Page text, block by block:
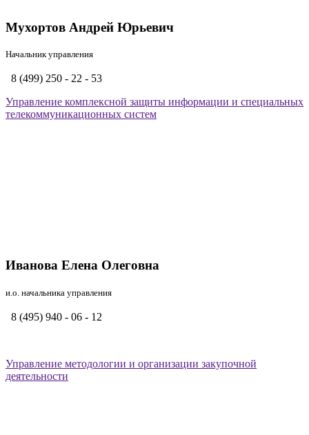
Мухортов Андрей Юрьевич
Начальник управления
8 (499) 250 - 22 - 53
Управление комплексной защиты информации и специальных
телекоммуникационных систем
Иванова Елена Олеговна
и.о. начальника управления
8 (495) 940 - 06 - 12
Управление методологии и организации закупочной
деятельности